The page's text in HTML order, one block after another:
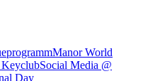
Manor World
Social Media @
Day